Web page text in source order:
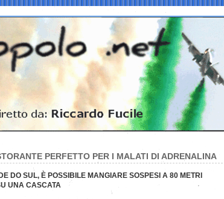
PERFETTO PER I MALATI DI ADRENALINA
DO SUL, È POSSIBILE MANGIARE SOSPESI A 80 METRI
UNA CASCATA